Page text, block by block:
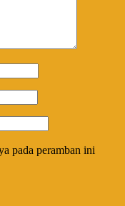
pada peramban ini